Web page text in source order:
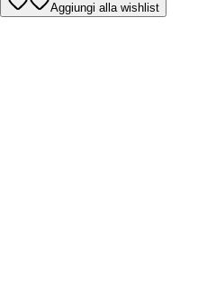
Aggiungi alla wishlist